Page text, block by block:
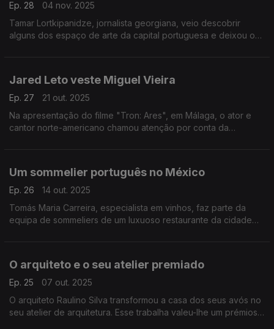
Ep. 28
04 nov. 2025
Tamar Lortkipanidze, jornalista georgiana, veio descobrir
alguns dos espaço de arte da capital portuguesa e deixou o
Jared Leto veste Miguel Vieira
Ep. 27
21 out. 2025
Na apresentação do filme "Tron: Ares", em Málaga, o ator e
cantor norte-americano chamou atenção por conta da
Um sommelier português no México
Ep. 26
14 out. 2025
Tomás Maria Carreira, especialista em vinhos, faz parte da
equipa de sommeliers de um luxuoso restaurante da cidade
O arquiteto e o seu atelier premiado
Ep. 25
07 out. 2025
O arquiteto Raulino Silva transformou a casa dos seus avós no
seu atelier de arquitetura. Esse trabalha valeu-lhe um prémios